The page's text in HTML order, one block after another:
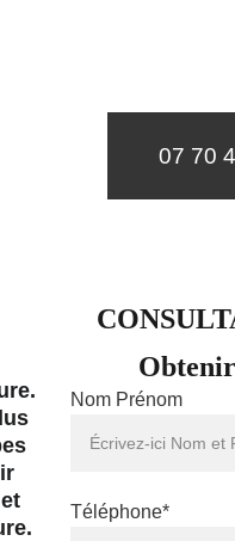
07 70
Nom Prénom
Téléphone*